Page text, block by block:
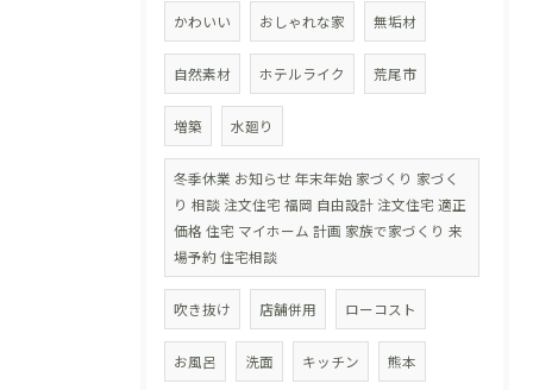
かわいい おしゃれな家 無垢材
自然素材 ホテルライク 荒尾市
増築 水廻り
冬季休業 お知らせ 年末年始 家づくり 家づく
り 相談 注文住宅 福岡 自由設計 注文住宅 適正
価格 住宅 マイホーム 計画 家族で家づくり 来
場予約 住宅相談
吹き抜け 店舗併用 ローコスト
お風呂 洗面 キッチン 熊本